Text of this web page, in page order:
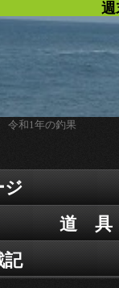
週
令和1年の釣果
ジ
道 具
記